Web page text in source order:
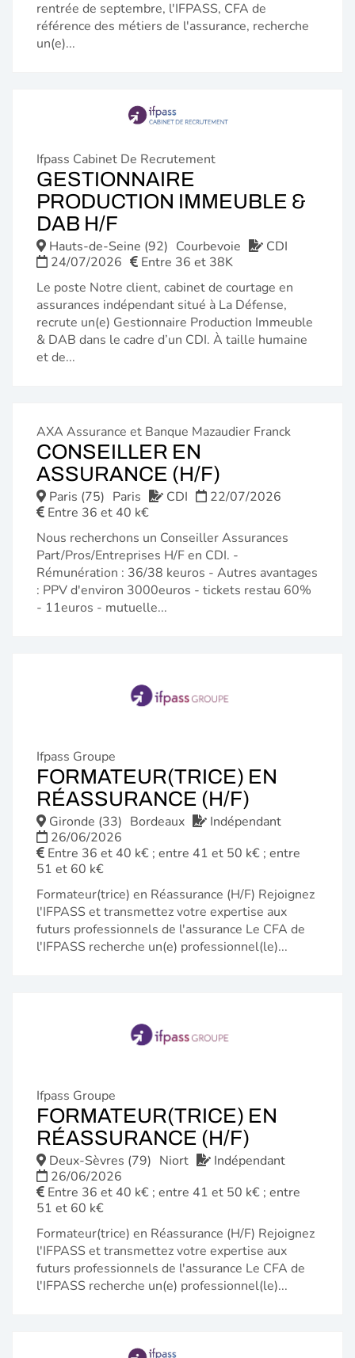
rentrée de septembre, l'IFPASS, CFA de
référence des métiers de l'assurance, recherche
un(e)...
Ifpass Cabinet De Recrutement
GESTIONNAIRE
PRODUCTION IMMEUBLE &
DAB H/F
FENÊTRE)
Hauts-de-Seine (92) Courbevoie
CDI
24/07/2026
Entre 36 et 38K
Le poste Notre client, cabinet de courtage en
assurances indépendant situé à La Défense,
recrute un(e) Gestionnaire Production Immeuble
& DAB dans le cadre d’un CDI. À taille humaine
et de...
AXA Assurance et Banque Mazaudier Franck
CONSEILLER EN
ASSURANCE (H/F)
FENÊTRE)
Paris (75) Paris CDI
22/07/2026
Entre 36 et 40 k€
Nous recherchons un Conseiller Assurances
Part/Pros/Entreprises H/F en CDI. -
Rémunération : 36/38 keuros - Autres avantages
: PPV d'environ 3000euros - tickets restau 60%
- 11euros - mutuelle...
Ifpass Groupe
FORMATEUR(TRICE) EN
RÉASSURANCE (H/F)
FENÊTRE)
Gironde (33) Bordeaux
Indépendant
26/06/2026
Entre 36 et 40 k€ ; entre 41 et 50 k€ ; entre
51 et 60 k€
Formateur(trice) en Réassurance (H/F) Rejoignez
l'IFPASS et transmettez votre expertise aux
futurs professionnels de l'assurance Le CFA de
l'IFPASS recherche un(e) professionnel(le)...
Ifpass Groupe
FORMATEUR(TRICE) EN
RÉASSURANCE (H/F)
FENÊTRE)
Deux-Sèvres (79) Niort
Indépendant
26/06/2026
Entre 36 et 40 k€ ; entre 41 et 50 k€ ; entre
51 et 60 k€
Formateur(trice) en Réassurance (H/F) Rejoignez
l'IFPASS et transmettez votre expertise aux
futurs professionnels de l'assurance Le CFA de
l'IFPASS recherche un(e) professionnel(le)...